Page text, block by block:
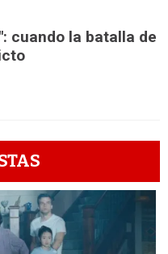
cuando la batalla de